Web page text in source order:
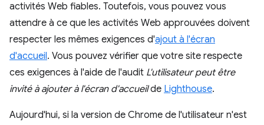
activités Web fiables. Toutefois, vous pouvez vous
attendre à ce que les activités Web approuvées doivent
respecter les mêmes exigences d'ajout à l'écran
d'accueil. Vous pouvez vérifier que votre site respecte
ces exigences à l'aide de l'audit L'utilisateur peut être
invité à ajouter à l'écran d'accueilde Lighthouse.
Aujourd'hui, si la version de Chrome de l'utilisateur n'est